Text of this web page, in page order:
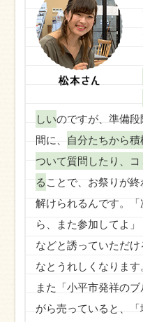
しいのですが、準備
間に、
自分たちから
ついて質問したり、
る ことで、お祭りが
解けられるんです。
ら、また参加してよ」
などと誘っていただ
なとうれしくなります
また「小平市発祥の
がら売っていると、